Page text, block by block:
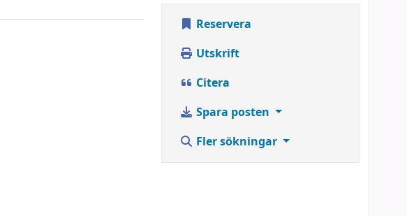
Reservera
Utskrift
Citera
Spara posten
Fler sökningar